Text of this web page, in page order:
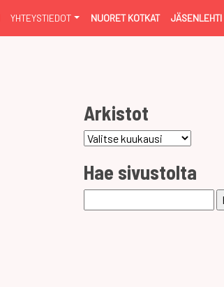
YHTEYSTIEDOT NUORET KOTKAT JÄSENLEHTI
Arkistot
Arkistot
Hae sivustolta